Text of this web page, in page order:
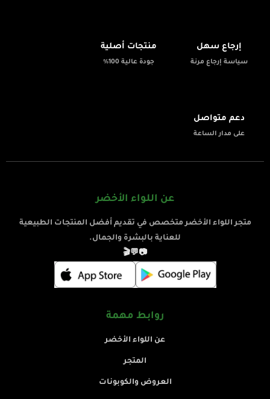
إرجاع سهل
سياسة إرجاع مرنة
منتجات أصلية
جودة عالية 100%
دعم متواصل
على مدار الساعة
عن اللواء الأخضر
متجر اللواء الأخضر متخصص في تقديم أفضل المنتجات الطبيعية
للعناية بالبشرة والجمال.
📷
💬
🎬
روابط مهمة
عن اللواء الأخضر
المتجر
العروض والكوبونات